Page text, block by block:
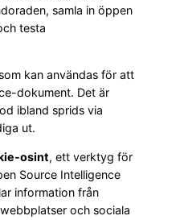
samla in öppen
testa
kan användas för att
dokument. Det är
ibland sprids via
ut.
osint, ett verktyg för
Source Intelligence
information från
och sociala